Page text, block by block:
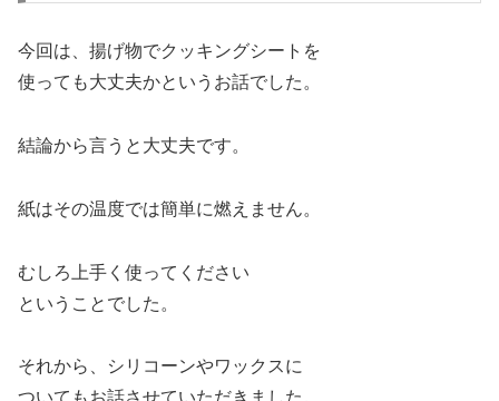
今回は、揚げ物でクッキングシートを
使っても大丈夫かというお話でした。
結論から言うと大丈夫です。
紙はその温度では簡単に燃えません。
むしろ上手く使ってください
ということでした。
それから、シリコーンやワックスに